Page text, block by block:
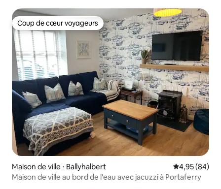
Coup de cœur voyageurs
Coup de cœur voyageurs
Maison de ville ⋅ Ballyhalbert Évaluation
4,95 (84)
Maison de ville au bord de l'eau avec jacuzzi à Portaferry